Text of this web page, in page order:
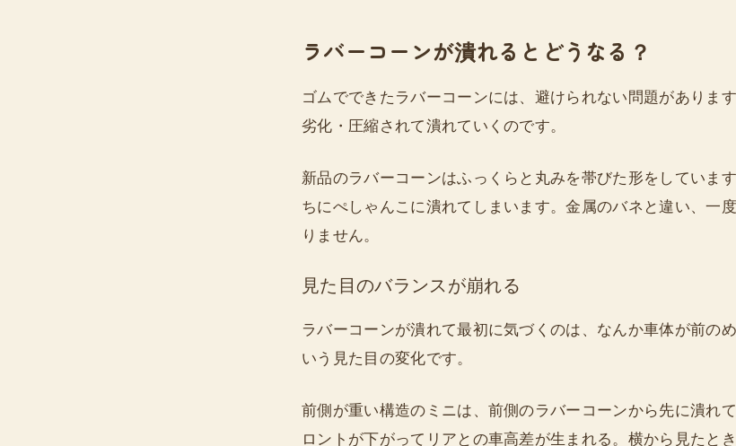
ラバーコーンが潰れるとどうなる？
ゴムでできたラバーコーンには、避けられない問題がありま
劣化・圧縮されて潰れていくのです。
新品のラバーコーンはふっくらと丸みを帯びた形をしていま
ちにぺしゃんこに潰れてしまいます。金属のバネと違い、一
りません。
見た目のバランスが崩れる
ラバーコーンが潰れて最初に気づくのは、なんか車体が前の
いう見た目の変化です。
前側が重い構造のミニは、前側のラバーコーンから先に潰れ
ロントが下がってリアとの車高差が生まれる。横から見たと